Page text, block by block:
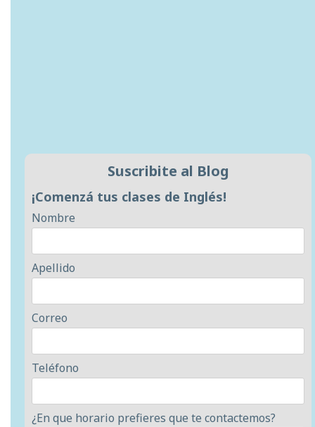
Suscribite al Blog
¡Comenzá tus clases de Inglés!
Nombre
Apellido
Correo
Teléfono
¿En que horario prefieres que te contactemos?